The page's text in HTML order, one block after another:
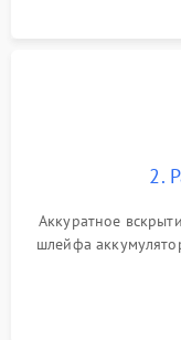
2.
Аккуратное
шлейфа
высохшей